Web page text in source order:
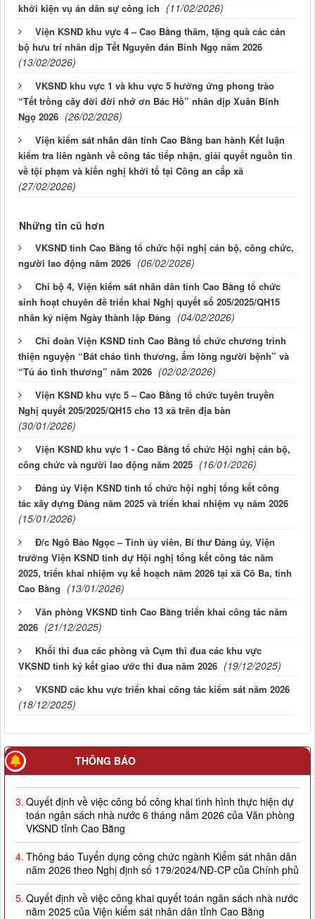
khởi kiện vụ án dân sự công ích (11/02/2026)
Viện KSND khu vực 4 – Cao Bằng thăm, tặng quà các cán
bộ hưu trí nhân dịp Tết Nguyên đán Bính Ngọ năm 2026
(13/02/2026)
VKSND khu vực 1 và khu vực 5 hưởng ứng phong trào
“Tết trồng cây đời đời nhớ ơn Bác Hồ” nhân dịp Xuân Bính
Ngọ 2026 (26/02/2026)
Viện kiểm sát nhân dân tỉnh Cao Bằng ban hành Kết luận
kiểm tra liên ngành về công tác tiếp nhận, giải quyết nguồn tin
về tội phạm và kiến nghị khởi tố tại Công an cấp xã
(27/02/2026)
Những tin cũ hơn
VKSND tỉnh Cao Bằng tổ chức hội nghị cán bộ, công chức,
người lao động năm 2026 (06/02/2026)
Chi bộ 4, Viện kiểm sát nhân dân tỉnh Cao Bằng tổ chức
sinh hoạt chuyên đề triển khai Nghị quyết số 205/2025/QH15
nhân kỷ niệm Ngày thành lập Đảng (04/02/2026)
Chi đoàn Viện KSND tỉnh Cao Bằng tổ chức chương trình
thiện nguyện “Bát cháo tình thương, ấm lòng người bệnh” và
“Tủ áo tình thương” năm 2026 (02/02/2026)
Viện KSND khu vực 5 – Cao Bằng tổ chức tuyên truyền
Nghị quyết 205/2025/QH15 cho 13 xã trên địa bàn
(30/01/2026)
Viện KSND khu vực 1 - Cao Bằng tổ chức Hội nghị cán bộ,
công chức và người lao động năm 2025 (16/01/2026)
Đảng ủy Viện KSND tỉnh tổ chức hội nghị tổng kết công
tác xây dựng Đảng năm 2025 và triển khai nhiệm vụ năm 2026
(15/01/2026)
Đ/c Ngô Bảo Ngọc – Tỉnh ủy viên, Bí thư Đảng ủy, Viện
trưởng Viện KSND tỉnh dự Hội nghị tổng kết công tác năm
2025, triển khai nhiệm vụ kế hoạch năm 2026 tại xã Cô Ba, tỉnh
Cao Bằng (13/01/2026)
Văn phòng VKSND tỉnh Cao Bằng triển khai công tác năm
2026 (21/12/2025)
Khối thi đua các phòng và Cụm thi đua các khu vực
VKSND tỉnh ký kết giao ước thi đua năm 2026 (19/12/2025)
VKSND các khu vực triển khai công tác kiểm sát năm 2026
(18/12/2025)
THÔNG BÁO
3. Quyết định về việc công bố công khai tình hình thực hiện dự
toán ngân sách nhà nước 6 tháng năm 2026 của Văn phòng
VKSND tỉnh Cao Bằng
4. Thông báo Tuyển dụng công chức ngành Kiểm sát nhân dân
năm 2026 theo Nghị định số 179/2024/NĐ-CP của Chính phủ
5. Quyết định về việc công khai quyết toán ngân sách nhà nước
năm 2025 của Viện kiểm sát nhân dân tỉnh Cao Bằng